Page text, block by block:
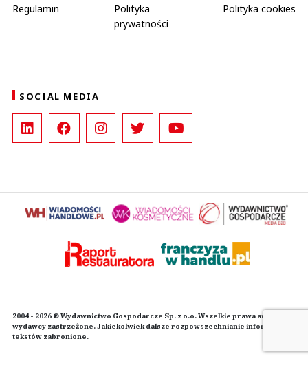
Regulamin
Polityka
prywatności
Polityka cookies
SOCIAL MEDIA
2004 - 2026 © Wydawnictwo Gospodarcze Sp. z o.o. Wszelkie prawa autorskie
wydawcy zastrzeżone. Jakiekolwiek dalsze rozpowszechnianie informacji i
tekstów zabronione.